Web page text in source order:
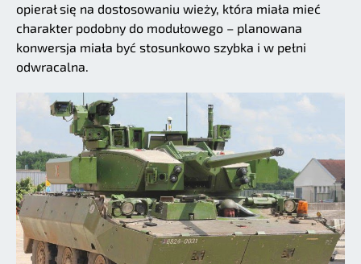
opierał się na dostosowaniu wieży, która miała mieć
charakter podobny do modułowego – planowana
konwersja miała być stosunkowo szybka i w pełni
odwracalna.